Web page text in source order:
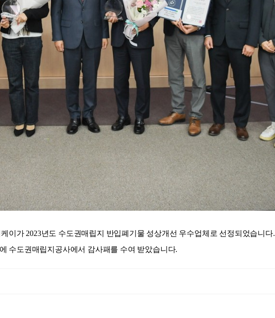
이가 2023년도 수도권매립지 반입폐기물 성상개선 우수업체로 선정되었습니다.
수도권매립지공사에서 감사패를 수여 받았습니다.